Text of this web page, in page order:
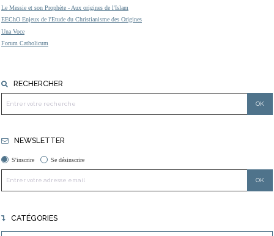
Le Messie et son Prophète - Aux origines de l'Islam
EEChO Enjeux de l'Etude du Christianisme des Origines
Una Voce
Forum Catholicum
RECHERCHER
NEWSLETTER
S'inscrire Se désinscrire
CATÉGORIES